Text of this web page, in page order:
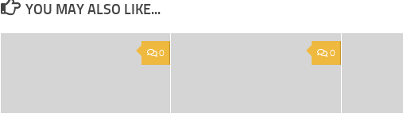
YOU MAY ALSO LIKE...
0 0